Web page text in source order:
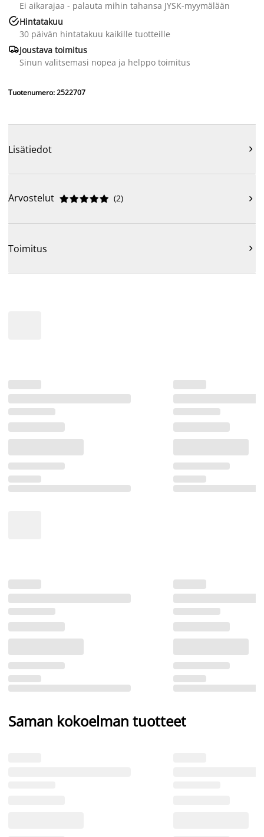
Ei aikarajaa - palauta mihin tahansa JYSK-myymälään
Hintatakuu
30 päivän hintatakuu kaikille tuotteille
Joustava toimitus
Sinun valitsemasi nopea ja helppo toimitus
Tuotenumero: 2522707
Lisätiedot 
Arvostelut 




 (2) 
Toimitus 
Saman kokoelman tuotteet